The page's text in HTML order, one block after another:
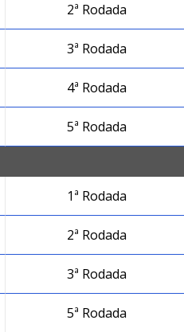
2ª Rodada
3ª Rodada
4ª Rodada
5ª Rodada
1ª Rodada
2ª Rodada
3ª Rodada
5ª Rodada